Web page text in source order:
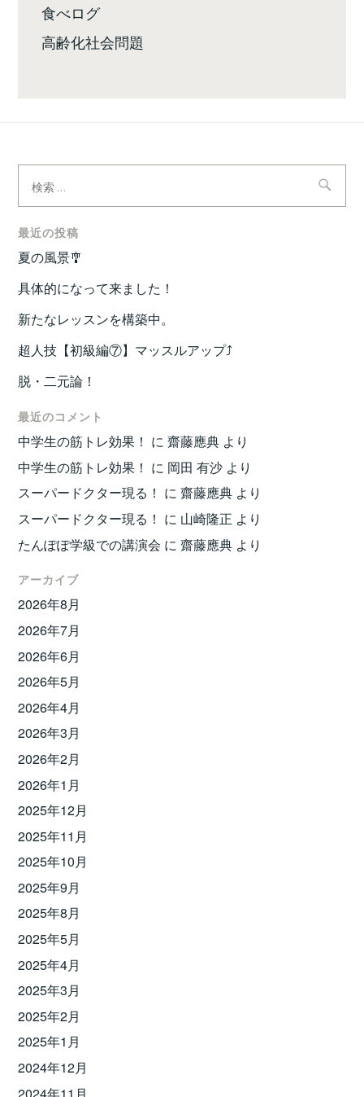
食べログ
高齢化社会問題
索:
最近の投稿
夏の風景🎐
具体的になって来ました！
新たなレッスンを構築中。
超人技【初級編⑦】マッスルアップ⤴️
脱・二元論！
最近のコメント
中学生の筋トレ効果！ に齋藤應典 より
中学生の筋トレ効果！ に 岡田 有沙 より
スーパードクター現る！ に齋藤應典 より
スーパードクター現る！ に 山崎隆正 より
たんぽぽ学級での講演会 に齋藤應典 より
アーカイブ
2026年8月
2026年7月
2026年6月
2026年5月
2026年4月
2026年3月
2026年2月
2026年1月
2025年12月
2025年11月
2025年10月
2025年9月
2025年8月
2025年5月
2025年4月
2025年3月
2025年2月
2025年1月
2024年12月
2024年11月